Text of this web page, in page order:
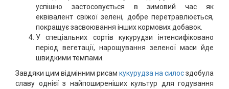
успішно застосовується в зимовий час як
еквівалент свіжої зелені, добре перетравлюється,
покращує засвоювання інших кормових добавок.
У спеціальних сортів кукурудзи інтенсифіковано
період вегетації, нарощування зеленої маси йде
швидкими темпами.
Завдяки цим відмінним рисам кукурудза на силосздобула
славу однієї з найпоширеніших культур для годування